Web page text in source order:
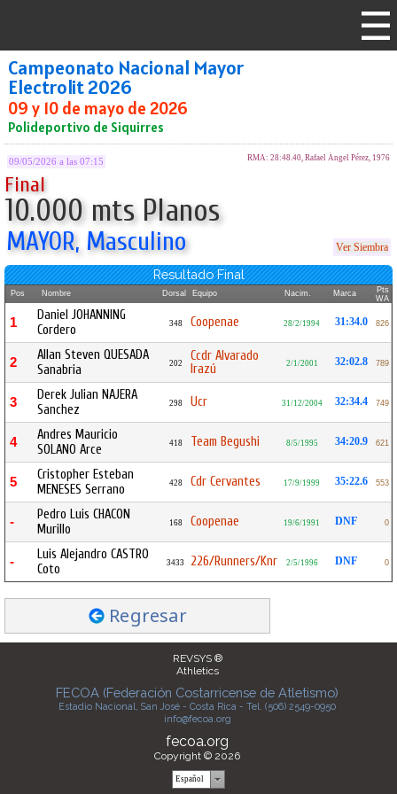
Campeonato Nacional Mayor
Electrolit 2026
09 y 10 de mayo de 2026
Polideportivo de Siquirres
09/05/2026 a las 07:15 RMA: 28:48.40, Rafael Ángel Pérez, 1976
Final
10.000 mts Planos
MAYOR, Masculino Ver Siembra
Resultado Final
Pos Nombre Dorsal Equipo Nacim. Marca
Pts
WA
1
Daniel JOHANNING
Cordero
348 Coopenae 28/2/1994 31:34.0 826
2
Allan Steven QUESADA
Sanabria
202
Ccdr Alvarado
Irazú
2/1/2001 32:02.8 789
3
Derek Julian NAJERA
Sanchez
298 Ucr 31/12/2004 32:34.4 749
4
Andres Mauricio
SOLANO Arce
418 Team Begushi 8/5/1995 34:20.9 621
5
Cristopher Esteban
MENESES Serrano
428 Cdr Cervantes 17/9/1999 35:22.6 553
-
Pedro Luis CHACON
Murillo
168 Coopenae 19/6/1991 DNF 0
-
Luis Alejandro CASTRO
Coto
3433 226/Runners/Knr 2/5/1996 DNF 0
Regresar
REVSYS ®
Athletics
FECOA (Federación Costarricense de Atletismo)
Estadio Nacional, San José - Costa Rica - Tel. (506) 2549-0950
info@fecoa.org
fecoa.org
Copyright © 2026